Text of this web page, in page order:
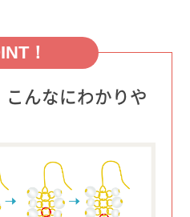
！
んなにわかりや